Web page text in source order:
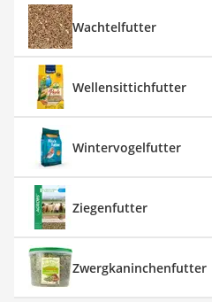
Wachtelfutter
Wellensittichfutter
Wintervogelfutter
Ziegenfutter
Zwergkaninchenfutter